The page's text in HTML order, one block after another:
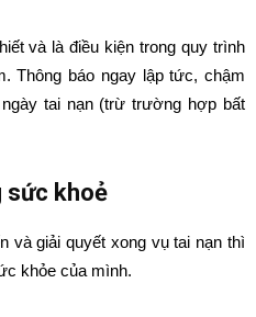
và là điều kiện trong quy trình
Thông báo ngay lập tức, chậm
tai nạn (trừ trường hợp bất
sức khoẻ
và giải quyết xong vụ tai nạn thì
khỏe của mình.